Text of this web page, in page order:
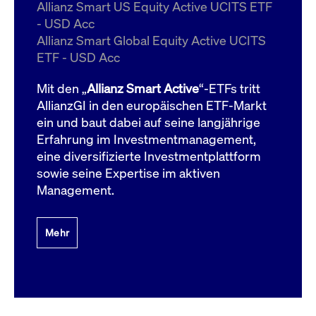
Allianz Smart US Equity Active UCITS ETF
- USD Acc
Allianz Smart Global Equity Active UCITS
ETF - USD Acc
Mit den „Allianz Smart Active“-ETFs tritt
AllianzGI in den europäischen ETF-Markt
ein und baut dabei auf seine langjährige
Erfahrung im Investmentmanagement,
eine diversifizierte Investmentplattform
sowie seine Expertise im aktiven
Management.
Mehr
ApplicationGatewayAffinityCORS
boerse.com
Domain
bis